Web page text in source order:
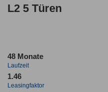
L2 5 Türen
48 Monate
Laufzeit
1.46
Leasingfaktor